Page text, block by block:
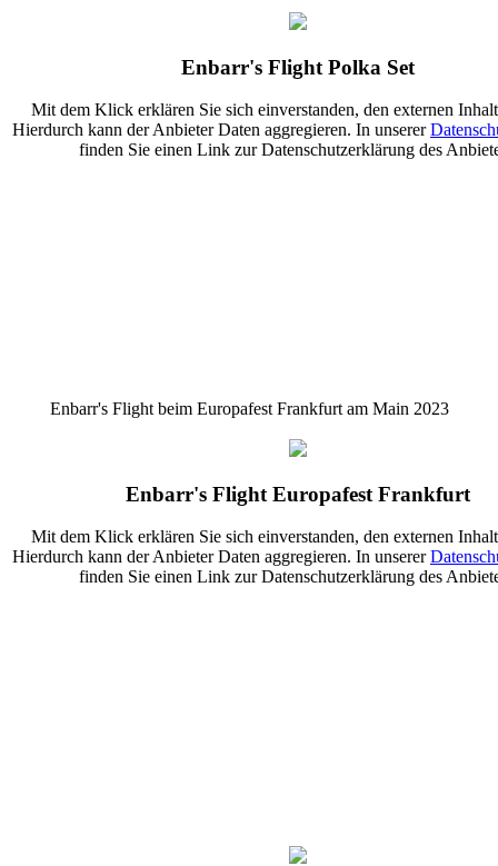
Enbarr's Flight Polka Set
Mit dem Klick erklären Sie sich einverstanden, den externen
Hierdurch kann der Anbieter Daten aggregieren. In unserer
finden Sie einen Link zur Datenschutzerklärung des
Enbarr's Flight beim Europafest Frankfurt am Main 2023
Enbarr's Flight Europafest Frankfurt
Mit dem Klick erklären Sie sich einverstanden, den externen
Hierdurch kann der Anbieter Daten aggregieren. In unserer
finden Sie einen Link zur Datenschutzerklärung des